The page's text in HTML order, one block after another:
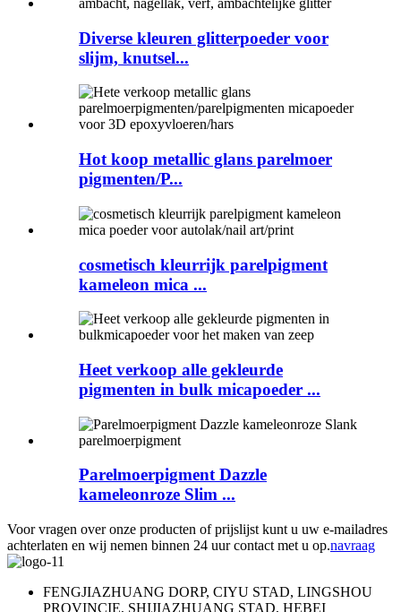
Diverse kleuren glitterpoeder voor
slijm, knutsel...
Hot koop metallic glans parelmoer
pigmenten/P...
cosmetisch kleurrijk parelpigment
kameleon mica ...
Heet verkoop alle gekleurde
pigmenten in bulk micapoeder ...
Parelmoerpigment Dazzle
kameleonroze Slim ...
Voor vragen over onze producten of prijslijst kunt u uw e-mailadres
achterlaten en wij nemen binnen 24 uur contact met u op.navraag
FENGJIAZHUANG DORP, CIYU STAD, LINGSHOU
PROVINCIE, SHIJIAZHUANG STAD, HEBEI